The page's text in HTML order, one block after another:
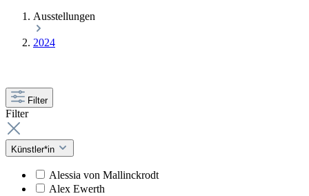
Ausstellungen
2024
Filter
Filter
Künstler*in
Alessia von Mallinckrodt
Alex Ewerth